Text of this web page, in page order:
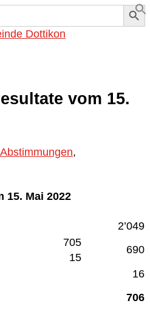
Search Button
vom 15.
,
15. Mai 2022
2’049
705
15
690
16
706